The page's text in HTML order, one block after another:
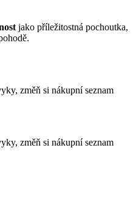
jako příležitostná pochoutka,
změň si nákupní seznam
změň si nákupní seznam